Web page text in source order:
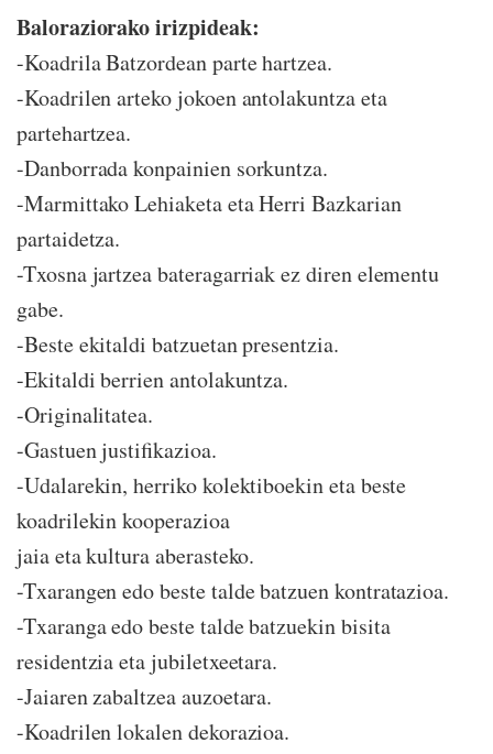
Baloraziorako irizpideak:
-Koadrila Batzordean parte hartzea.
-Koadrilen arteko jokoen antolakuntza eta
partehartzea.
-Danborrada konpainien sorkuntza.
-Marmittako Lehiaketa eta Herri Bazkarian
partaidetza.
-Txosna jartzea bateragarriak ez diren elementu
gabe.
-Beste ekitaldi batzuetan presentzia.
-Ekitaldi berrien antolakuntza.
-Originalitatea.
-Gastuen justifikazioa.
-Udalarekin, herriko kolektiboekin eta beste
koadrilekin kooperazioa
jaia eta kultura aberasteko.
-Txarangen edo beste talde batzuen kontratazioa.
-Txaranga edo beste talde batzuekin bisita
residentzia eta jubiletxeetara.
-Jaiaren zabaltzea auzoetara.
-Koadrilen lokalen dekorazioa.